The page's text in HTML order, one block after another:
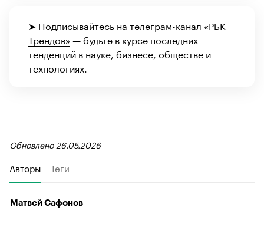
➤ Подписывайтесь на телеграм-канал «РБК
Трендов» — будьте в курсе последних
тенденций в науке, бизнесе, обществе и
технологиях.
Обновлено 26.05.2026
Авторы Теги
Матвей Сафонов